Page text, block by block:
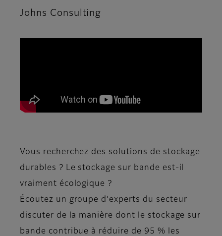
Johns Consulting
Vous recherchez des solutions de stockage
durables ? Le stockage sur bande est-il
vraiment écologique ?
Écoutez un groupe d’experts du secteur
discuter de la manière dont le stockage sur
bande contribue à réduire de 95 % les